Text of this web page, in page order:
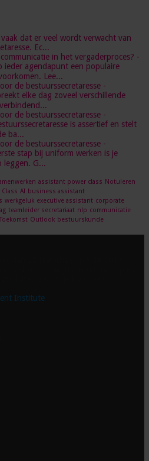
dat er veel wordt verwacht van
Ec...
in het vergaderproces? -
agendapunt een populaire
Lee...
de bestuurssecretaresse -
elke dag zoveel verschillende
de bestuurssecretaresse -
is assertief en stelt
ba...
de bestuurssecretaresse -
stap bij uniform werken is je
leggen. G...
assistant power class Notuleren
Class AI business assistant
werkgeluk executive assistant corporate
teamleider secretariaat nlp communicatie
Toekomst Outlook bestuurskunde
Institute